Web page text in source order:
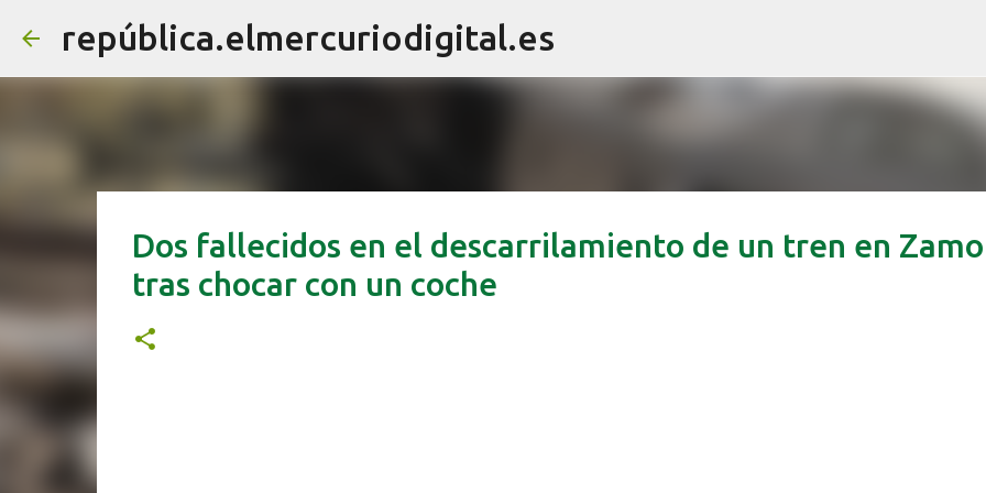
república.elmercuriodigital.es
Dos fallecidos en el descarrilamiento de un tren en
tras chocar con un coche